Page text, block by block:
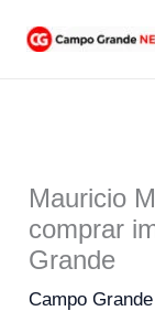
para
Mauricio
comprar
Grande
Campo